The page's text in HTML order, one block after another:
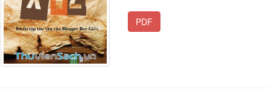
PDF